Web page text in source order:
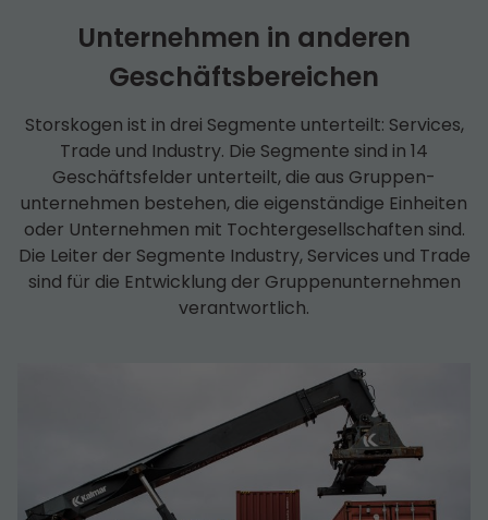
Unternehmen in anderen
Geschäfts­bereichen
Storskogen ist in drei Segmente unterteilt: Services,
Trade und Industry. Die Segmente sind in 14
Geschäfts­felder unterteilt, die aus Gruppen­
unternehmen bestehen, die eigenständige Einheiten
oder Unternehmen mit Tochter­­gesell­schaften sind.
Die Leiter der Segmente Industry, Services und Trade
sind für die Entwicklung der Gruppen­unternehmen
verantwortlich.